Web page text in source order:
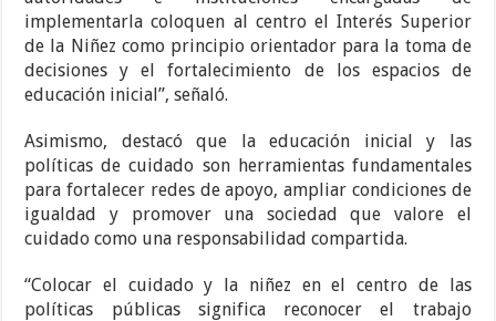
implementarla coloquen al centro el Interés Superior
de la Niñez como principio orientador para la toma de
decisiones y el fortalecimiento de los espacios de
educación inicial”, señaló.
Asimismo, destacó que la educación inicial y las
políticas de cuidado son herramientas fundamentales
para fortalecer redes de apoyo, ampliar condiciones de
igualdad y promover una sociedad que valore el
cuidado como una responsabilidad compartida.
“Colocar el cuidado y la niñez en el centro de las
políticas públicas significa reconocer el trabajo